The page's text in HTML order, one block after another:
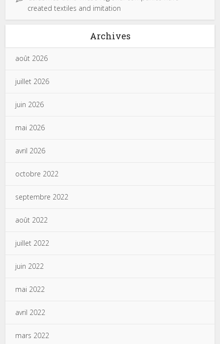
created textiles and imitation
Archives
août 2026
juillet 2026
juin 2026
mai 2026
avril 2026
octobre 2022
septembre 2022
août 2022
juillet 2022
juin 2022
mai 2022
avril 2022
mars 2022